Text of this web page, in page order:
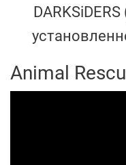
Animal